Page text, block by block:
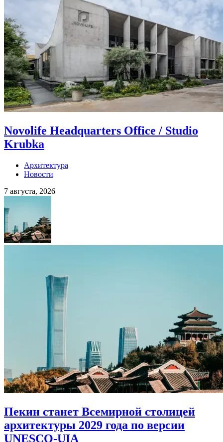
Novolife Headquarters Office / Studio
Krubka
Архитектура
Новости
7 августа, 2026
Пекин станет Всемирной столицей
архитектуры 2029 года по версии
UNESCO-UIA